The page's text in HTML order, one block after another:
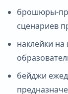
брошюры-
сценариев
наклейки
бейджи